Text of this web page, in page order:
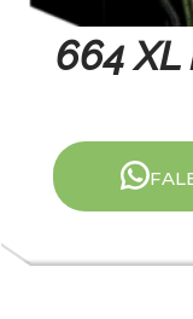
664 XL